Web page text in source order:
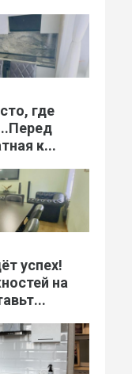
где
к...
успех!
на